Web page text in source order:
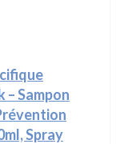
Sampon
Spray